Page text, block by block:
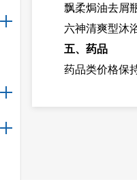
飘柔焗油去屑
六神清爽型沐
五、药品
药品类价格保
具体价格情况